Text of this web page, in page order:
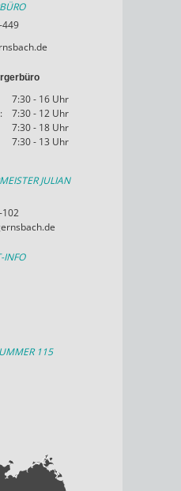
449
7:30 - 16 Uhr
7:30 - 12 Uhr
7:30 - 18 Uhr
7:30 - 13 Uhr
JULIAN
102
INFO
115